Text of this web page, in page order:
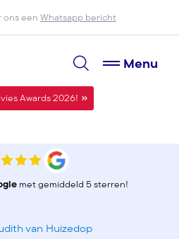
ons een Whatsapp bericht
Menu
Awards 2026!
met gemiddeld 5 sterren!
van Huizedop